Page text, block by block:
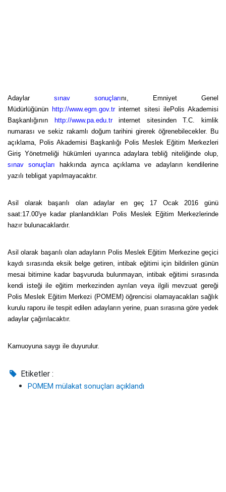
Adaylar sınav sonuçlarını, Emniyet Genel
Müdürlüğünün http://www.egm.gov.trinternet sitesi ilePolis Akademisi
Başkanlığının http://www.pa.edu.trinternet sitesinden T.C. kimlik
numarası ve sekiz rakamlı doğum tarihini girerek öğrenebilecekler. Bu
açıklama, Polis Akademisi Başkanlığı Polis Meslek Eğitim Merkezleri
Giriş Yönetmeliği hükümleri uyarınca adaylara tebliğ niteliğinde olup,
sınav sonuçları hakkında ayrıca açıklama ve adayların kendilerine
yazılı tebligat yapılmayacaktır.
Asil olarak başarılı olan adaylar en geç 17 Ocak 2016 günü
saat:17.00'ye kadar planlandıkları Polis Meslek Eğitim Merkezlerinde
hazır bulunacaklardır.
Asil olarak başarılı olan adayların Polis Meslek Eğitim Merkezine geçici
kaydı sırasında eksik belge getiren, intibak eğitimi için bildirilen günün
mesai bitimine kadar başvuruda bulunmayan, intibak eğitimi sırasında
kendi isteği ile eğitim merkezinden ayrılan veya ilgili mevzuat gereği
Polis Meslek Eğitim Merkezi (POMEM) öğrencisi olamayacakları sağlık
kurulu raporu ile tespit edilen adayların yerine, puan sırasına göre yedek
adaylar çağırılacaktır.
Kamuoyuna saygı ile duyurulur.
Etiketler :
POMEM mülakat sonuçları açıklandı